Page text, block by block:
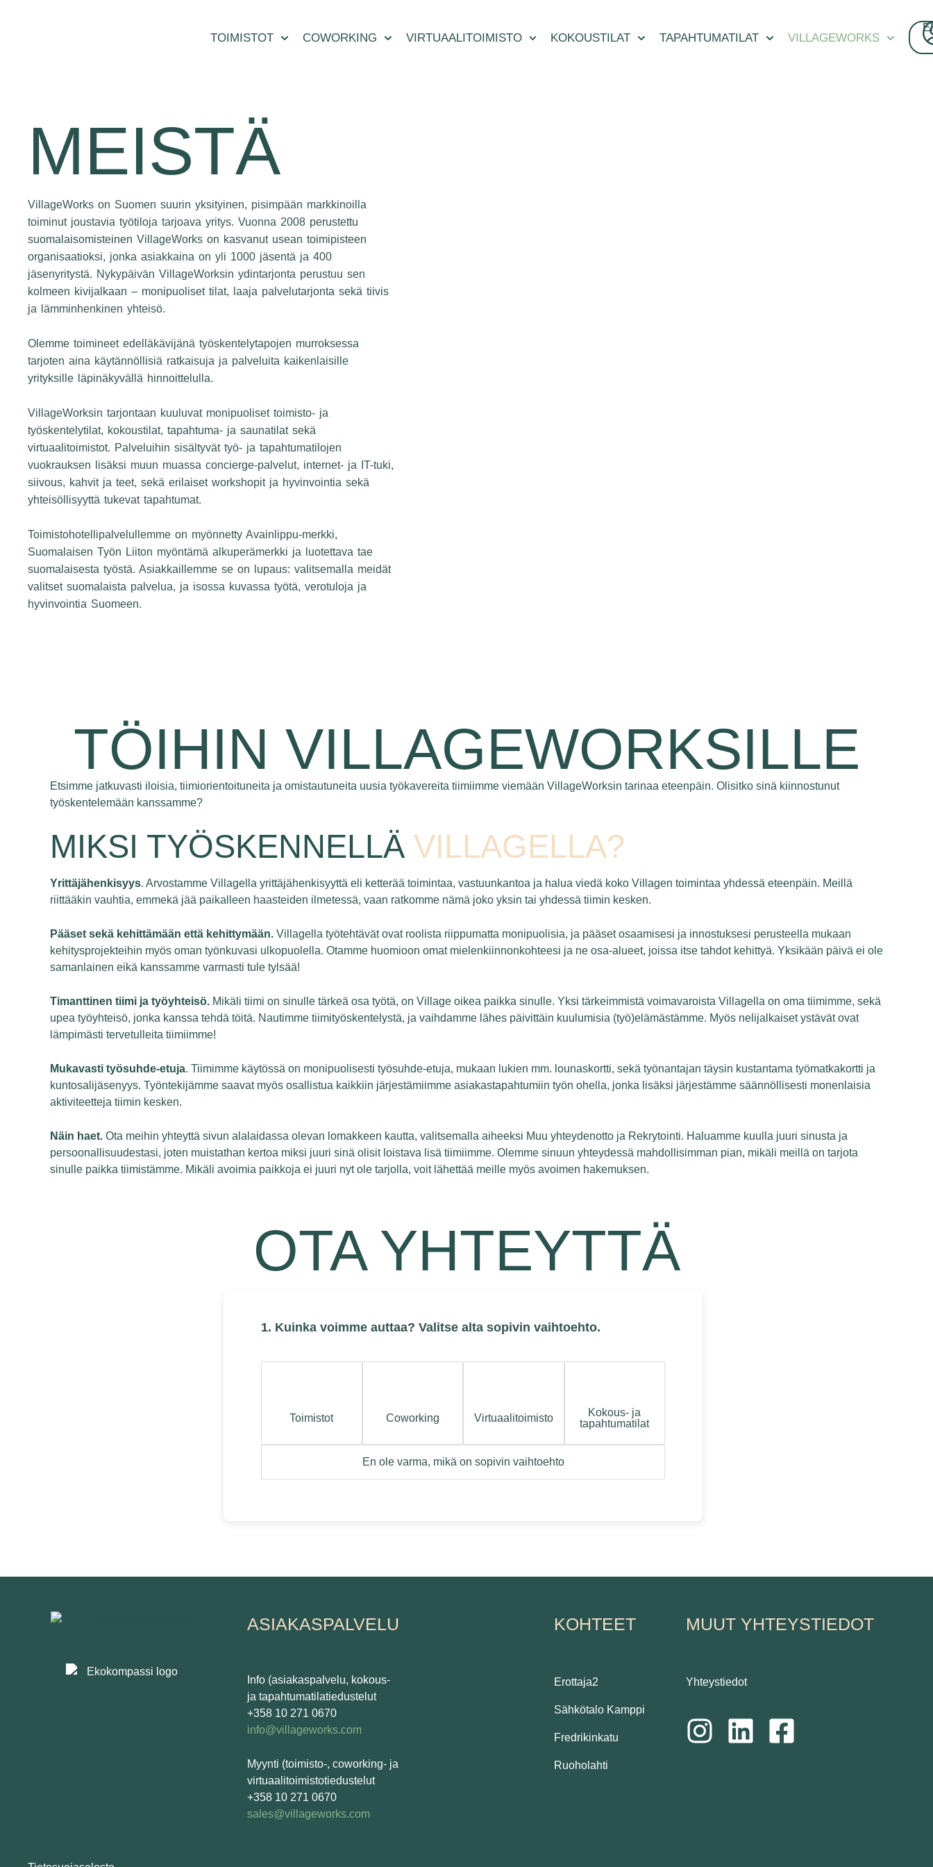
TOIMISTOT COWORKING VIRTUAALITOIMISTO KOKOUSTILAT TAPAHTUMATILAT VILLAGEWORKS
MEISTÄ
VillageWorks on Suomen suurin yksityinen, pisimpään markkinoilla
toiminut joustavia työtiloja tarjoava yritys. Vuonna 2008 perustettu
suomalaisomisteinen VillageWorks on kasvanut usean toimipisteen
organisaatioksi, jonka asiakkaina on yli 1000 jäsentä ja 400
jäsenyritystä. Nykypäivän VillageWorksin ydintarjonta perustuu sen
kolmeen kivijalkaan – monipuoliset tilat, laaja palvelutarjonta sekä tiivis
ja lämminhenkinen yhteisö.
Olemme toimineet edelläkävijänä työskentelytapojen murroksessa
tarjoten aina käytännöllisiä ratkaisuja ja palveluita kaikenlaisille
yrityksille läpinäkyvällä hinnoittelulla.
VillageWorksin tarjontaan kuuluvat monipuoliset toimisto- ja
työskentelytilat, kokoustilat, tapahtuma- ja saunatilat sekä
virtuaalitoimistot. Palveluihin sisältyvät työ- ja tapahtumatilojen
vuokrauksen lisäksi muun muassa concierge-palvelut, internet- ja IT-tuki,
siivous, kahvit ja teet, sekä erilaiset workshopit ja hyvinvointia sekä
yhteisöllisyyttä tukevat tapahtumat.
Toimistohotellipalvelullemme on myönnetty Avainlippu-merkki,
Suomalaisen Työn Liiton myöntämä alkuperämerkki ja luotettava tae
suomalaisesta työstä. Asiakkaillemme se on lupaus: valitsemalla meidät
valitset suomalaista palvelua, ja isossa kuvassa työtä, verotuloja ja
hyvinvointia Suomeen.
TÖIHIN VILLAGEWORKSILLE
Etsimme jatkuvasti iloisia, tiimiorientoituneita ja omistautuneita uusia työkavereita tiimiimme viemään VillageWorksin tarinaa eteenpäin. Olisitko sinä kiinnostunut
työskentelemään kanssamme?
MIKSI TYÖSKENNELLÄ VILLAGELLA?
Yrittäjähenkisyys. Arvostamme Villagella yrittäjähenkisyyttä eli ketterää toimintaa, vastuunkantoa ja halua viedä koko Villagen toimintaa yhdessä eteenpäin. Meillä
riittääkin vauhtia, emmekä jää paikalleen haasteiden ilmetessä, vaan ratkomme nämä joko yksin tai yhdessä tiimin kesken.
Pääset sekä kehittämään että kehittymään. Villagella työtehtävät ovat roolista riippumatta monipuolisia, ja pääset osaamisesi ja innostuksesi perusteella mukaan
kehitysprojekteihin myös oman työnkuvasi ulkopuolella. Otamme huomioon omat mielenkiinnonkohteesi ja ne osa-alueet, joissa itse tahdot kehittyä. Yksikään päivä ei ole
samanlainen eikä kanssamme varmasti tule tylsää!
Timanttinen tiimi ja työyhteisö. Mikäli tiimi on sinulle tärkeä osa työtä, on Village oikea paikka sinulle. Yksi tärkeimmistä voimavaroista Villagella on oma tiimimme, sekä
upea työyhteisö, jonka kanssa tehdä töitä. Nautimme tiimityöskentelystä, ja vaihdamme lähes päivittäin kuulumisia (työ)elämästämme. Myös nelijalkaiset ystävät ovat
lämpimästi tervetulleita tiimiimme!
Mukavasti työsuhde-etuja. Tiimimme käytössä on monipuolisesti työsuhde-etuja, mukaan lukien mm. lounaskortti, sekä työnantajan täysin kustantama työmatkakortti ja
kuntosalijäsenyys. Työntekijämme saavat myös osallistua kaikkiin järjestämiimme asiakastapahtumiin työn ohella, jonka lisäksi järjestämme säännöllisesti monenlaisia
aktiviteetteja tiimin kesken.
Näin haet. Ota meihin yhteyttä sivun alalaidassa olevan lomakkeen kautta, valitsemalla aiheeksi Muu yhteydenotto ja Rekrytointi. Haluamme kuulla juuri sinusta ja
persoonallisuudestasi, joten muistathan kertoa miksi juuri sinä olisit loistava lisä tiimiimme. Olemme sinuun yhteydessä mahdollisimman pian, mikäli meillä on tarjota
sinulle paikka tiimistämme. Mikäli avoimia paikkoja ei juuri nyt ole tarjolla, voit lähettää meille myös avoimen hakemuksen.
OTA YHTEYTTÄ
1. Kuinka voimme auttaa? Valitse alta sopivin vaihtoehto.
Toimistot Coworking Virtuaalitoimisto
Kokous- ja
tapahtumatilat
En ole varma, mikä on sopivin vaihtoehto
ASIAKASPALVELU
Info (asiakaspalvelu, kokous-
ja tapahtumatilatiedustelut
+358 10 271 0670
info@villageworks.com
Myynti (toimisto-, coworking- ja
virtuaalitoimistotiedustelut
+358 10 271 0670
sales@villageworks.com
KOHTEET
Erottaja2
Sähkötalo Kamppi
Fredrikinkatu
Ruoholahti
MUUT YHTEYSTIEDOT
Yhteystiedot